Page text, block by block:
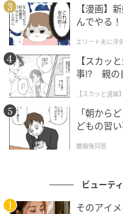
＼チークの目安／
【漫画】
んでやる
エリート夫に浮
【スカッ
事!? 親の
【スカッと漫
懲らしめた話
「朝から
どもの習
離婚後同居
ビューテ
そのアイ